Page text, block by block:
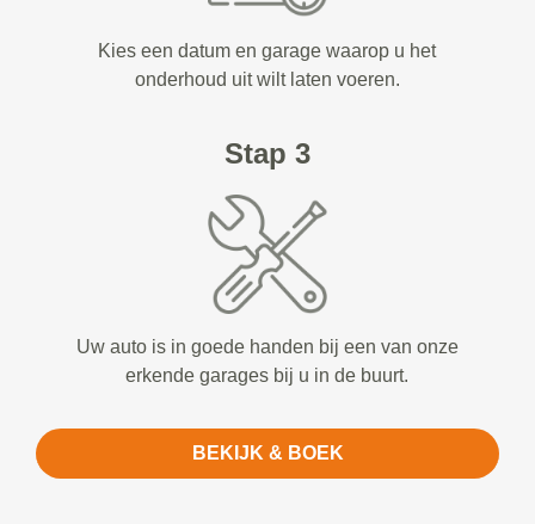
Kies een datum en garage waarop u het
onderhoud uit wilt laten voeren.
Stap 3
Uw auto is in goede handen bij een van onze
erkende garages bij u in de buurt.
BEKIJK & BOEK